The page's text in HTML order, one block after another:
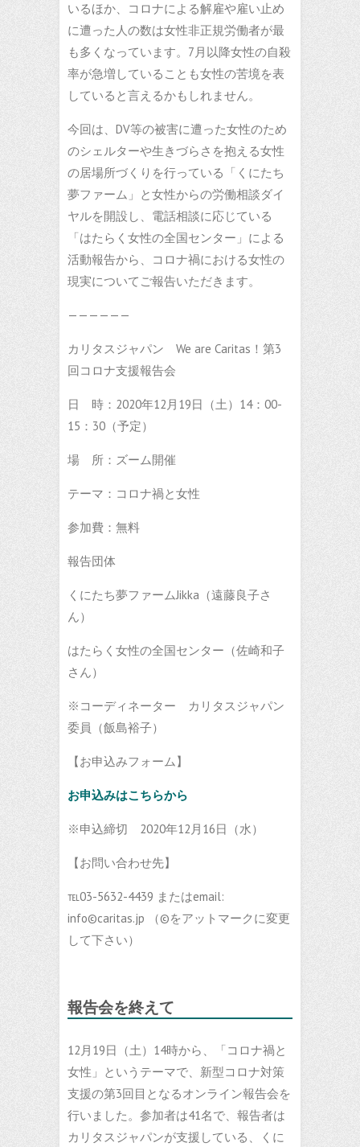
いるほか、コロナによる解雇や雇い止め
に遭った人の数は女性非正規労働者が最
も多くなっています。7月以降女性の自殺
率が急増していることも女性の苦境を表
していると言えるかもしれません。
今回は、DV等の被害に遭った女性のため
のシェルターや生きづらさを抱える女性
の居場所づくりを行っている「くにたち
夢ファーム」と女性からの労働相談ダイ
ヤルを開設し、電話相談に応じている
「はたらく女性の全国センター」による
活動報告から、コロナ禍における女性の
現実についてご報告いただきます。
——————
カリタスジャパン We are Caritas！第3
回コロナ支援報告会
日 時：2020年12月19日（土）14：00-
15：30（予定）
場 所：ズーム開催
テーマ：コロナ禍と女性
参加費：無料
報告団体
くにたち夢ファームJikka（遠藤良子さ
ん）
はたらく女性の全国センター（佐崎和子
さん）
※コーディネーター カリタスジャパン
委員（飯島裕子）
【お申込みフォーム】
お申込みはこちらから
※申込締切 2020年12月16日（水）
【お問い合わせ先】
℡03-5632-4439 またはemail:
info©caritas.jp （©をアットマークに変更
して下さい）
報告会を終えて
12月19日（土）14時から、「コロナ禍と
女性」というテーマで、新型コロナ対策
支援の第3回目となるオンライン報告会を
行いました。参加者は41名で、報告者は
カリタスジャパンが支援している、くに